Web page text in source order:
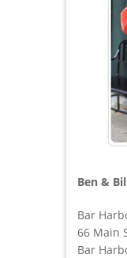
Ben &
Bar
66 Main
Bar